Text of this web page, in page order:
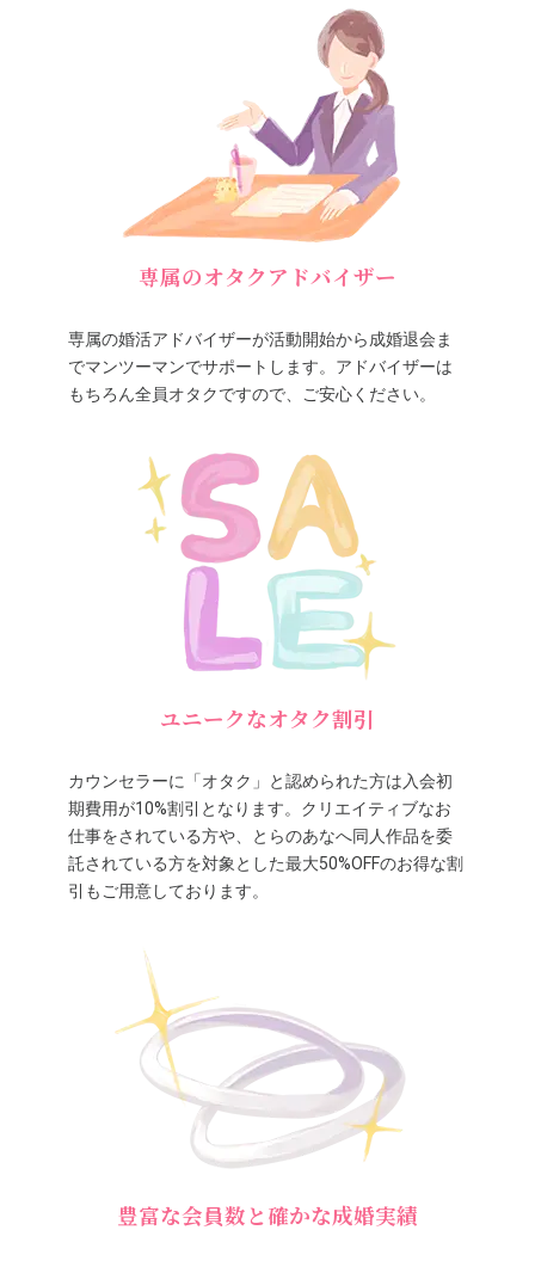
専属のオタクアドバイザー
専属の婚活アドバイザーが活動開始から成婚退会ま
でマンツーマンでサポートします。アドバイザーは
もちろん全員オタクですので、ご安心ください。
ユニークなオタク割引
カウンセラーに「オタク」と認められた方は入会初
期費用が10%割引となります。クリエイティブなお
仕事をされている方や、とらのあなへ同人作品を委
託されている方を対象とした最大50%OFFのお得な割
引もご用意しております。
豊富な会員数と確かな成婚実績